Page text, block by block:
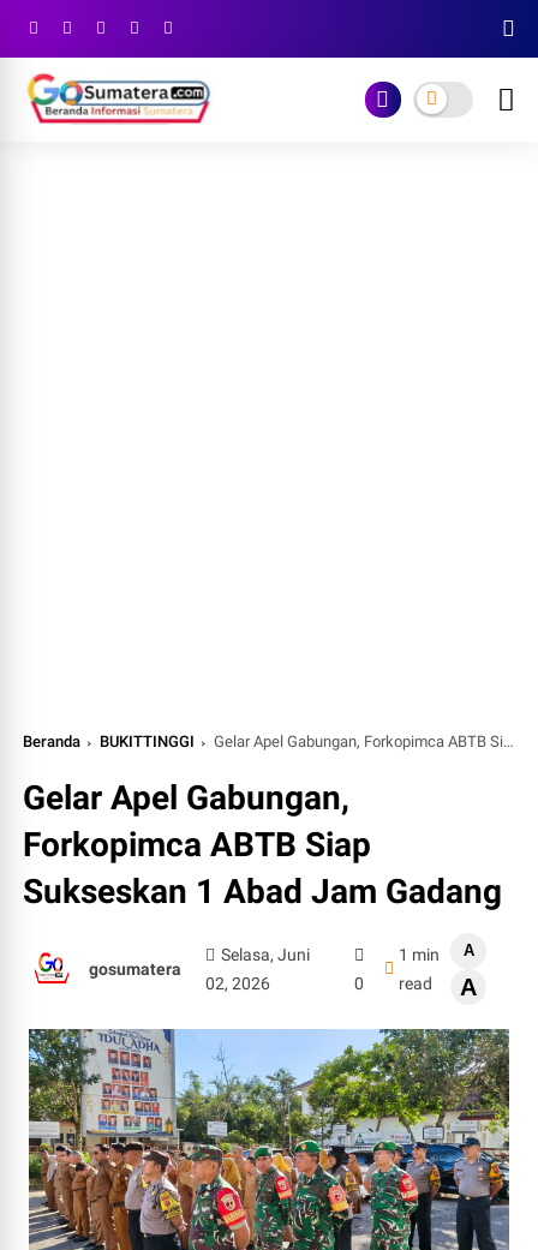
Beranda BUKITTINGGI Gelar Apel Gabungan, Forkopimca ABTB Siap Sukseskan 1 Abad Jam Gadang
Gelar Apel Gabungan,
Forkopimca ABTB Siap
Sukseskan 1 Abad Jam Gadang
gosumatera
Selasa, Juni
02, 2026
0
1 min
read
A
A